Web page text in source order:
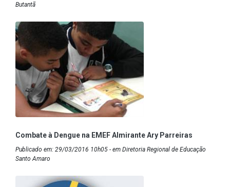
Butantã
Combate à Dengue na EMEF Almirante Ary Parreiras
Publicado em: 29/03/2016 10h05 - em Diretoria Regional de Educação
Santo Amaro